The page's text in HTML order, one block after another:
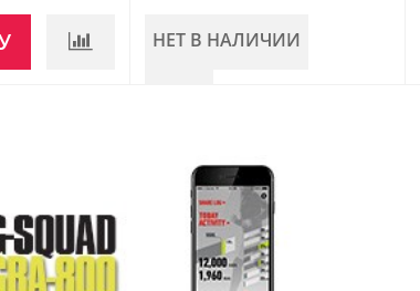
НЕТ В НАЛИЧИИ